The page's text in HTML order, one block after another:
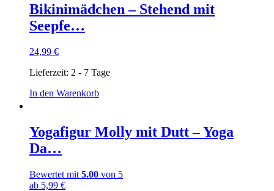
Bikinimädchen – Stehend mit
Seepfe…
24,99 €
Lieferzeit: 2 - 7 Tage
In den Warenkorb
Yogafigur Molly mit Dutt – Yoga
Da…
Bewertet mit 5.00 von 5
ab 5,99 €